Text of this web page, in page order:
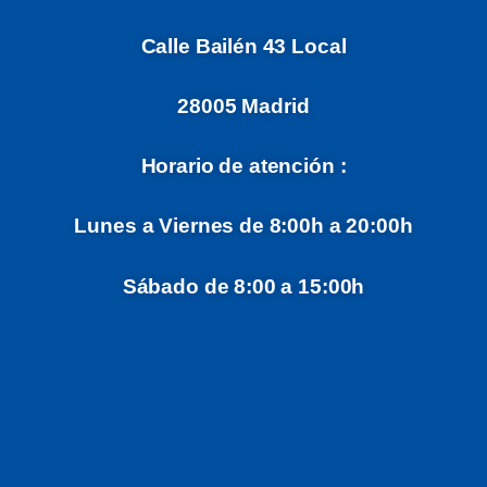
Calle Bailén 43 Local
28005 Madrid
Horario de atención :
Lunes a Viernes de 8:00h a 20:00h
Sábado de 8:00 a 15:00h